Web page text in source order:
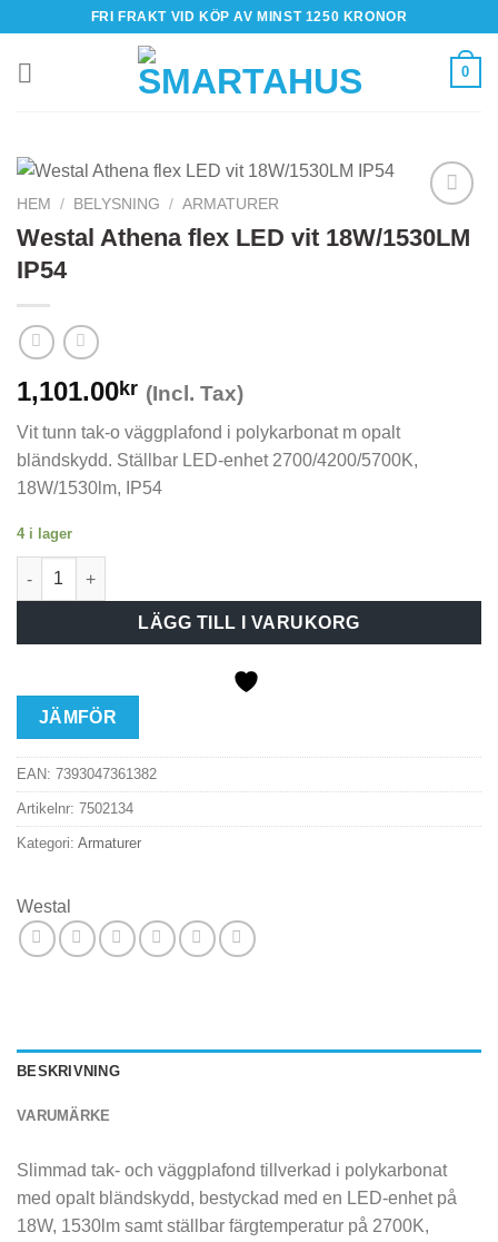
content
FRI FRAKT VID KÖP AV MINST 1250 KRONOR
0
HEM / BELYSNING / ARMATURER
Westal Athena flex LED vit 18W/1530LM
IP54
1,101.00kr (Incl. Tax)
Vit tunn tak-o väggplafond i polykarbonat m opalt
bländskydd. Ställbar LED-enhet 2700/4200/5700K,
18W/1530lm, IP54
4 i lager
Westal Athena flex LED vit 18W/1530LM IP54 mängd
LÄGG TILL I VARUKORG
JÄMFÖR
EAN: 7393047361382
Artikelnr: 7502134
Kategori: Armaturer
Westal
BESKRIVNING
VARUMÄRKE
Slimmad tak- och väggplafond tillverkad i polykarbonat
med opalt bländskydd, bestyckad med en LED-enhet på
18W, 1530lm samt ställbar färgtemperatur på 2700K,